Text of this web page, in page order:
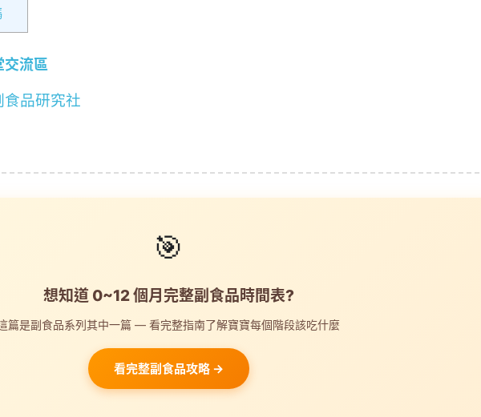
交流區
品研究社
🎯
想知道 0~12 個月完整副食品時間表?
篇是副食品系列其中一篇 — 看完整指南了解寶寶每個階段該吃什麼
看完整副食品攻略 →